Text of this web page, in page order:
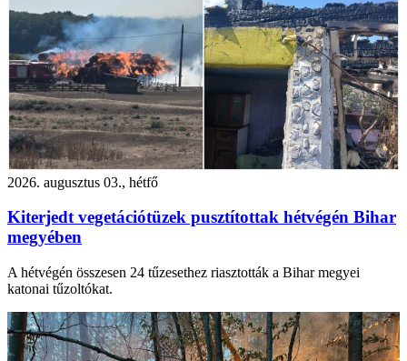
2026. augusztus 03., hétfő
Kiterjedt vegetációtüzek pusztítottak hétvégén Bihar
megyében
A hétvégén összesen 24 tűzesethez riasztották a Bihar megyei
katonai tűzoltókat.